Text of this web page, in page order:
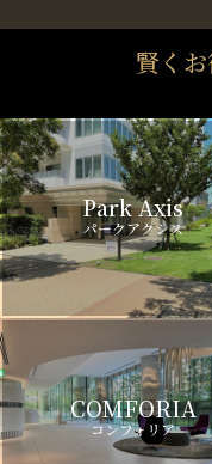
賢く
Park Axis
パークアクシス
COMFORIA
コンフォリア